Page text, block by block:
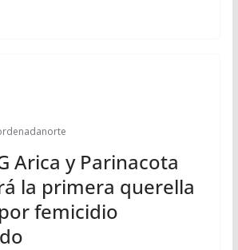
Arica y Parinacota
la primera querella
femicidio